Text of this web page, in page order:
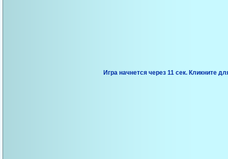
Игра начнется через 10 сек. Кликните